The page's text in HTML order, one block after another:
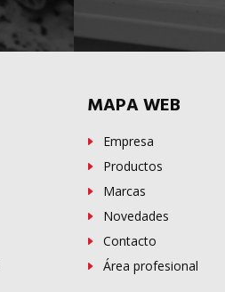
MAPA WEB
Empresa
Productos
Marcas
Novedades
Contacto
Área profesional